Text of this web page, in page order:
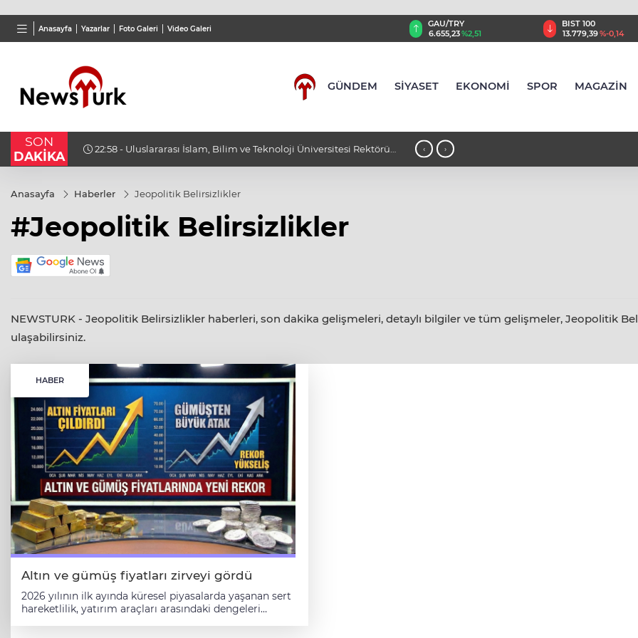
Anasayfa Yazarlar Foto Galeri Video Galeri
TND
16,3825%0,87
BGN
27,9743 %-0,22
GAU/TRY
6.655,23%2,51
BIST 100
13.779,39%-0,14
GÜNDEM SİYASET EKONOMİ SPOR MAGAZİN
SON
DAKİKA
22:58 - Uluslararası İslam, Bilim ve Teknoloji Üniversitesi Rektörü 23:06 - İran Cumhurbaşkanı
‹ ›
Anasayfa Haberler Jeopolitik Belirsizlikler
#Jeopolitik Belirsizlikler
NEWSTURK - Jeopolitik Belirsizlikler haberleri, son dakika gelişmeleri, detaylı bilgiler ve tüm gelişmeler, Jeopolitik
ulaşabilirsiniz.
HABER
Altın ve gümüş fiyatları zirveyi gördü
2026 yılının ilk ayında küresel piyasalarda yaşanan sert
hareketlilik, yatırım araçları arasındaki dengeleri